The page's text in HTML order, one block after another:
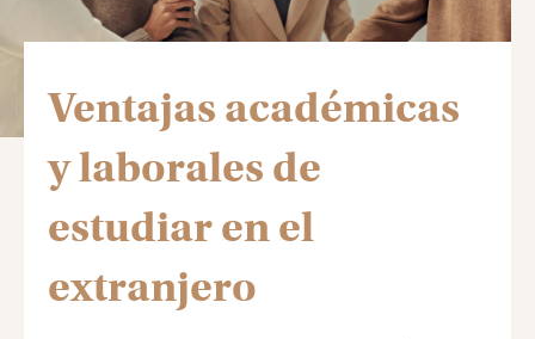
Ventajas académicas
y laborales de
estudiar en el
extranjero